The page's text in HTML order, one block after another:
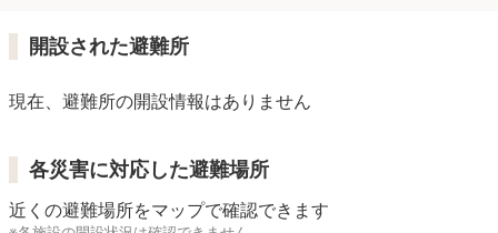
開設された避難所
現在、避難所の開設情報はありません
各災害に対応した避難場所
近くの避難場所をマップで確認できます